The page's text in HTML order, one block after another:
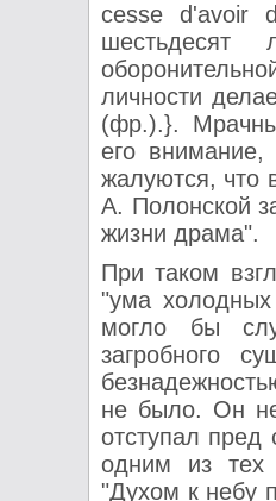
cesse d'avoir
шестьдесят
личности
(фр.).}.
его
жалуются, что
А. Полонской
жизни драма".
При таком
"ума
могло бы
загробного
не было. Он не
отступал
одним из тех
"Духом к небу